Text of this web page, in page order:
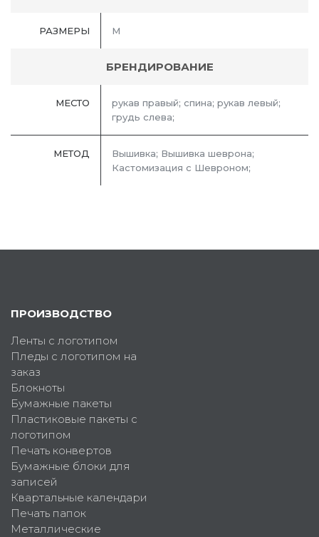
РАЗМЕРЫ M
БРЕНДИРОВАНИЕ
МЕСТО
рукав правый; спина; рукав левый;
грудь слева;
МЕТОД
Вышивка; Вышивка шеврона;
Кастомизация с Шевроном;
ПРОИЗВОДСТВО
Ленты с логотипом
Пледы с логотипом на
заказ
Блокноты
Бумажные пакеты
Пластиковые пакеты с
логотипом
Печать конвертов
Бумажные блоки для
записей
Квартальные календари
Печать папок
Металлические